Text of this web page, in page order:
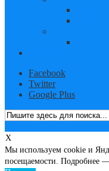
Facebook
Twitter
Google Plus
X
Мы используем cookie и
посещаемости. Подробнее